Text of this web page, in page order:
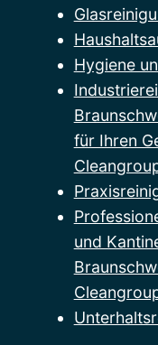
Hygiene
für Ihren
und